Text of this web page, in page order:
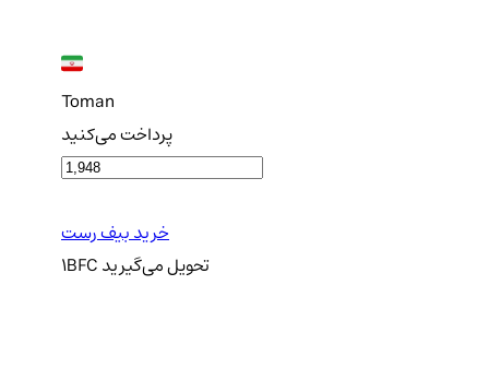
Toman
پرداخت می‌کنید
خرید بیف رست
1BFC تحویلمی‌گیرید